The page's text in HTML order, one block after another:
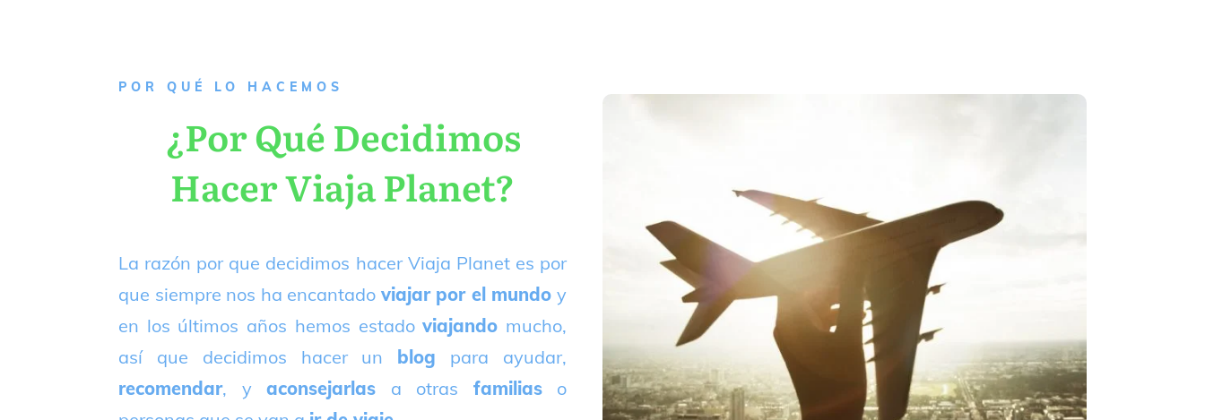
P OR QUÉ LO HACEMOS
¿Por Qué Decidimos
Hacer Viaja Planet?
La razón por que decidimos hacer Viaja Planet es por
que siempre nos ha encantado viajar por el mundo y
en los últimos años hemos estadoviajando mucho,
así que decidimos hacer un blog para ayudar,
recomendar, y aconsejarlas a otras familiaso